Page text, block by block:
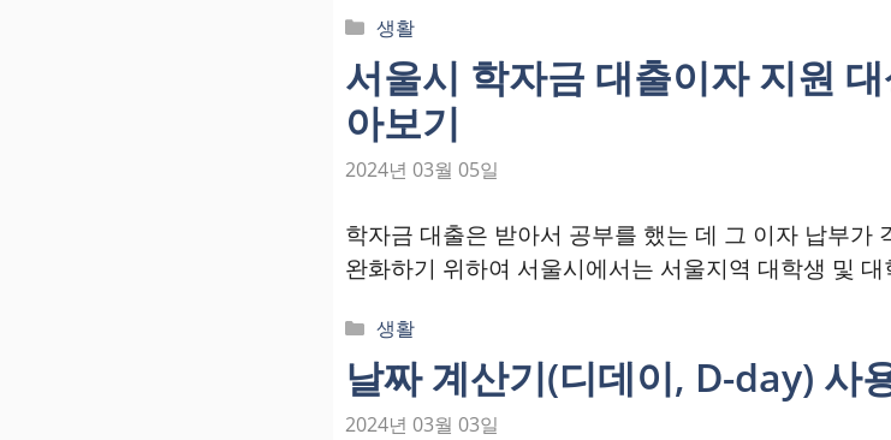
카
테
고
리
생활
서울시 학자금 대출이자 지원
아보기
2024년 03월 05일
학자금 대출은 받아서 공부를 했는 데 그 이자 납부가
완화하기 위하여 서울시에서는 서울지역 대학생 및
카
테
고
리
생활
날짜 계산기(디데이, D-day) 사
2024년 03월 03일